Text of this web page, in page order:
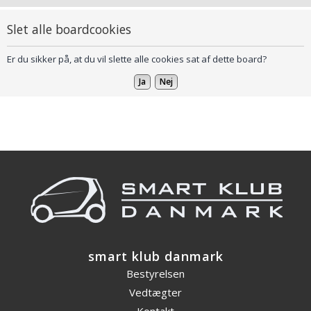
Slet alle boardcookies
Er du sikker på, at du vil slette alle cookies sat af dette board?
smart klub danmark
Bestyrelsen
Vedtægter